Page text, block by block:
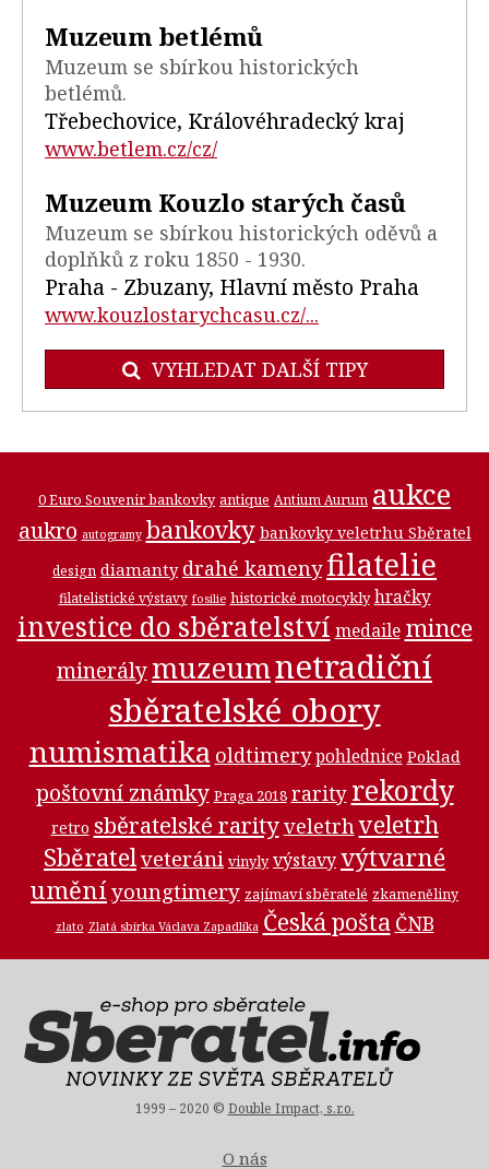
Muzeum betlémů
Muzeum se sbírkou historických
betlémů.
Třebechovice, Královéhradecký kraj
www.betlem.cz/cz/
Muzeum Kouzlo starých časů
Muzeum se sbírkou historických oděvů a
doplňků z roku 1850 - 1930.
Praha - Zbuzany, Hlavní město Praha
www.kouzlostarychcasu.cz/...
VYHLEDAT DALŠÍ TIPY
0 Euro Souvenir bankovky antique Antium Aurum aukce
aukro autogramy bankovky bankovky veletrhu Sběratel
design diamanty drahé kamenyfilatelie
filatelistické výstavy fosilie historické motocykly hračky
investice do sběratelství medaile mince
minerálymuzeumnetradiční
sběratelské obory
numismatika oldtimery pohlednice Poklad
poštovní známky Praga 2018 rarity rekordy
retro sběratelské rarityveletrhveletrh
Sběratelveteráni vinyly výstavyvýtvarné
uměníyoungtimery zajímaví sběratelé zkameněliny
zlato Zlatá sbírka Václava Zapadlíka Česká pošta ČNB
1999 – 2020 © Double Impact, s.r.o.
O nás